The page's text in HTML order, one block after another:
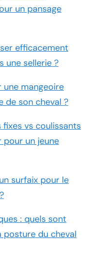
un pansage
efficacement
une sellerie ?
mangeoire
de son cheval ?
fixes vs coulissants
pour un jeune
surfaix pour le
: quels sont
posture du cheval